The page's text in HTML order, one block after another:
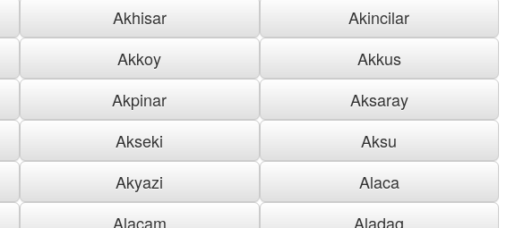
Akhisar
Akincilar
Akkoy
Akkus
Akpinar
Aksaray
Akseki
Aksu
Akyazi
Alaca
Alacam Aladag